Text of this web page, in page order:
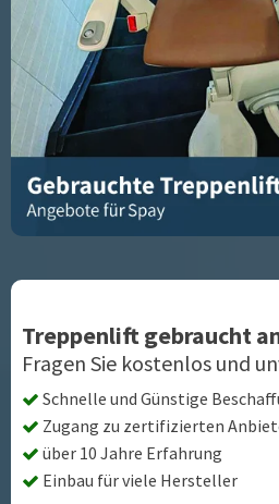
Treppenlift gebraucht
Fragen Sie kostenlos und
Schnelle und Günstige
Zugang zu zertifizierten
über 10 Jahre Erfahrung
Einbau für viele Hersteller